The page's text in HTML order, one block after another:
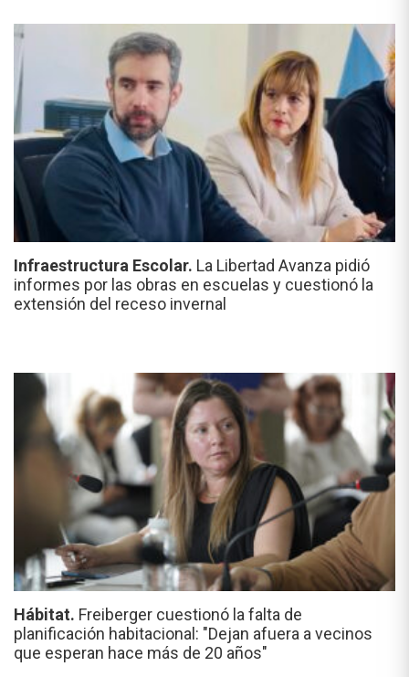
Infraestructura Escolar. La Libertad Avanza pidió
informes por las obras en escuelas y cuestionó la
extensión del receso invernal
Hábitat. Freiberger cuestionó la falta de
planificación habitacional: "Dejan afuera a vecinos
que esperan hace más de 20 años"